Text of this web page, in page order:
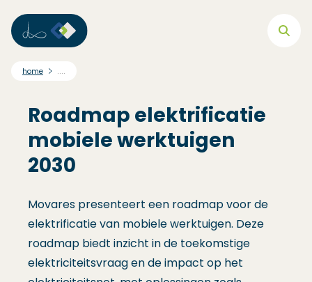
home ....
Roadmap elektrificatie
mobiele werktuigen
2030
Movares presenteert een roadmap voor de
elektrificatie van mobiele werktuigen. Deze
roadmap biedt inzicht in de toekomstige
elektriciteitsvraag en de impact op het